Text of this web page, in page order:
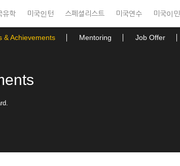
유학 미국인턴 스페셜리스트 미국연수 미국이민
& Achievements Mentoring Job Offer